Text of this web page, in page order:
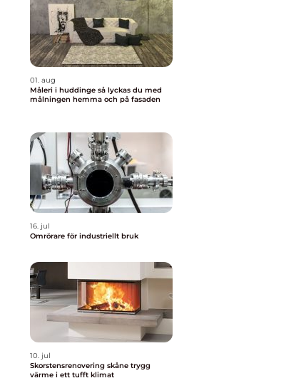
01. aug
Måleri i huddinge så lyckas du med
målningen hemma och på fasaden
16. jul
Omrörare för industriellt bruk
10. jul
Skorstensrenovering skåne trygg
värme i ett tufft klimat